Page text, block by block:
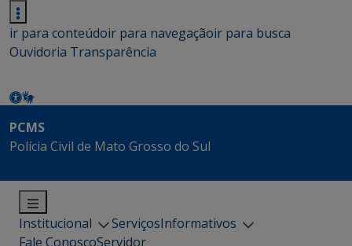
ir para conteúdoir para navegaçãoir para busca
Ouvidoria Transparência
PCMS
Polícia Civil de Mato Grosso do Sul
Institucional ServiçosInformativos
Fale ConoscoServidor